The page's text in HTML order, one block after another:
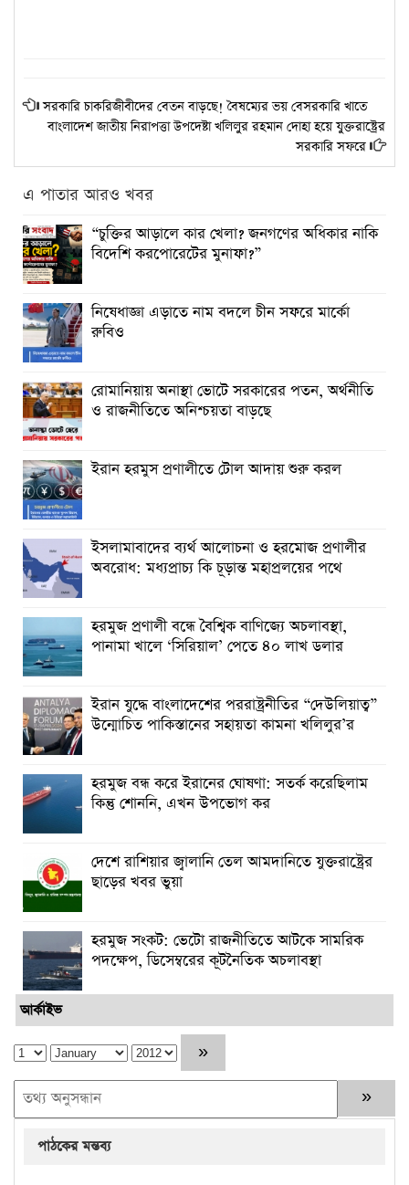
সরকারি চাকরিজীবীদের বেতন বাড়ছে! বৈষম্যের ভয় বেসরকারি খাতে
বাংলাদেশ জাতীয় নিরাপত্তা উপদেষ্টা খলিলুর রহমান দোহা হয়ে যুক্তরাষ্ট্রের
সরকারি সফরে
এ পাতার আরও খবর
“চুক্তির আড়ালে কার খেলা? জনগণের অধিকার নাকি
বিদেশি করপোরেটের মুনাফা?”
নিষেধাজ্ঞা এড়াতে নাম বদলে চীন সফরে মার্কো
রুবিও
রোমানিয়ায় অনাস্থা ভোটে সরকারের পতন, অর্থনীতি
ও রাজনীতিতে অনিশ্চয়তা বাড়ছে
ইরান হরমুস প্রণালীতে টোল আদায় শুরু করল
ইসলামাবাদের ব্যর্থ আলোচনা ও হরমোজ প্রণালীর
অবরোধ: মধ্যপ্রাচ্য কি চূড়ান্ত মহাপ্রলয়ের পথে
হরমুজ প্রণালী বন্ধে বৈশ্বিক বাণিজ্যে অচলাবস্থা,
পানামা খালে ‘সিরিয়াল’ পেতে ৪০ লাখ ডলার
ইরান যুদ্ধে বাংলাদেশের পররাষ্ট্রনীতির “দেউলিয়াত্ব”
উন্মোচিত পাকিস্তানের সহায়তা কামনা খলিলুর’র
হরমুজ বন্ধ করে ইরানের ঘোষণা: সতর্ক করেছিলাম
কিন্তু শোননি, এখন উপভোগ কর
দেশে রাশিয়ার জ্বালানি তেল আমদানিতে যুক্তরাষ্ট্রের
ছাড়ের খবর ভুয়া
হরমুজ সংকট: ভেটো রাজনীতিতে আটকে সামরিক
পদক্ষেপ, ডিসেম্বরের কূটনৈতিক অচলাবস্থা
আর্কাইভ
পাঠকের মন্তব্য